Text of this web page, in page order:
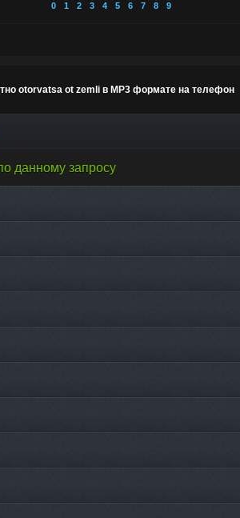
0 1 2 3 4 5 6 7 8 9
otorvatsa ot zemli в MP3 формате на телефон
данному запросу